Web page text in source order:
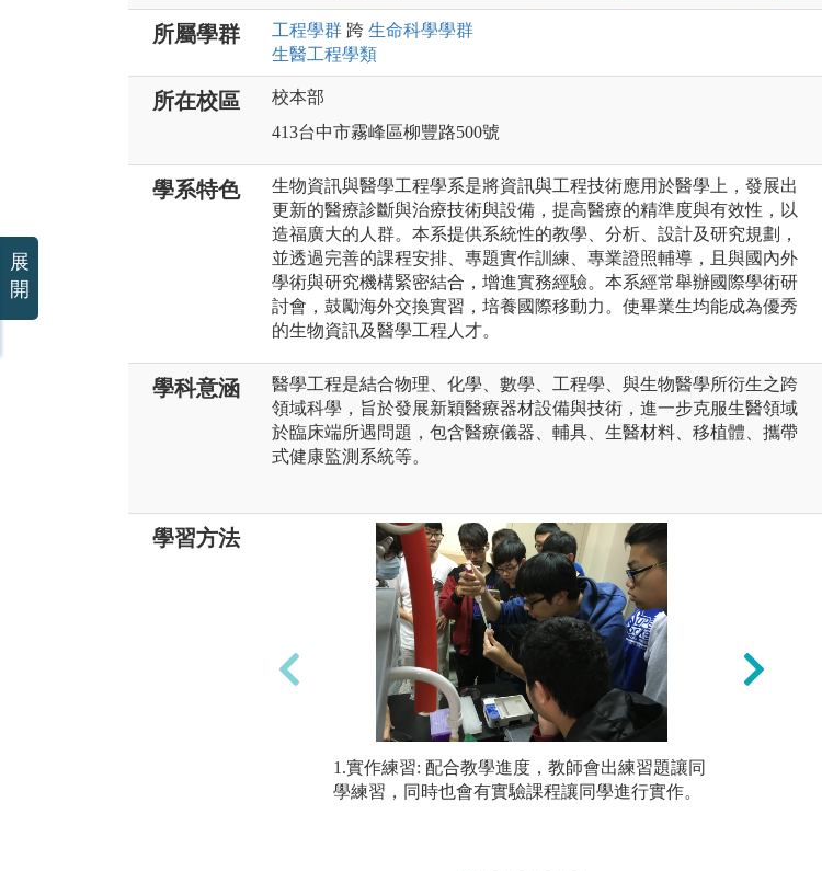
所屬學群 工程學群 跨 生命科學學群
生醫工程學類
所在校區
校本部
413台中市霧峰區柳豐路500號
學系特色
生物資訊與醫學工程學系是將資訊與工程技術應用於醫學上，發展出
更新的醫療診斷與治療技術與設備，提高醫療的精準度與有效性，以
造福廣大的人群。本系提供系統性的教學、分析、設計及研究規劃，
並透過完善的課程安排、專題實作訓練、專業證照輔導，且與國內外
學術與研究機構緊密結合，增進實務經驗。本系經常舉辦國際學術研
討會，鼓勵海外交換實習，培養國際移動力。使畢業生均能成為優秀
的生物資訊及醫學工程人才。
學科意涵
醫學工程是結合物理、化學、數學、工程學、與生物醫學所衍生之跨
領域科學，旨於發展新穎醫療器材設備與技術，進一步克服生醫領域
於臨床端所遇問題，包含醫療儀器、輔具、生醫材料、移植體、攜帶
式健康監測系統等。
學習方法
1.實作練習: 配合教學進度，教師會出練習題讓同
學練習，同時也會有實驗課程讓同學進行實作。
展
開